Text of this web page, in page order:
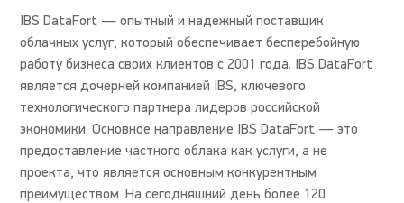
IBS DataFort — опытный и надежный поставщик
облачных услуг, который обеспечивает бесперебойную
работу бизнеса своих клиентов с 2001 года. IBS DataFort
является дочерней компанией IBS, ключевого
технологического партнера лидеров российской
экономики. Основное направление IBS DataFort — это
предоставление частного облака как услуги, а не
проекта, что является основным конкурентным
преимуществом. На сегодняшний день более 120